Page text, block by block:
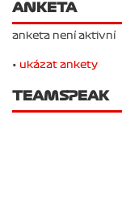
ANKETA
anketa není aktivní
• ukázat ankety
TEAMSPEAK